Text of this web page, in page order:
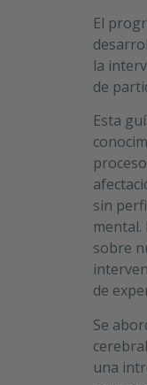
El
la
de
Esta
sin
sobre
de
Se
una